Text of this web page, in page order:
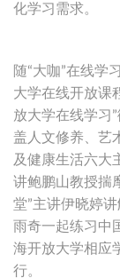
化学习需求。
随“大咖”在线学
大学在线开放课
放大学在线学习
盖人文修养、艺
及健康生活六大
讲鲍鹏山教授揣
堂”主讲伊晓婷
雨奇一起练习中
海开放大学相应
行。